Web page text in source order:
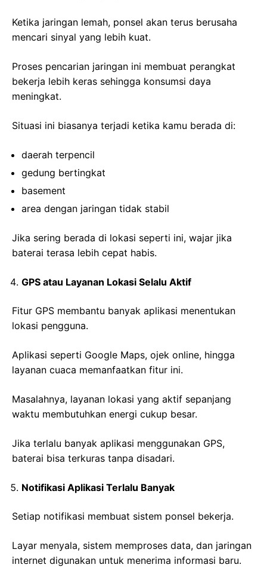
Ketika jaringan lemah, ponsel akan terus berusaha
mencari sinyal yang lebih kuat.
Proses pencarian jaringan ini membuat perangkat
bekerja lebih keras sehingga konsumsi daya
meningkat.
Situasi ini biasanya terjadi ketika kamu berada di:
daerah terpencil
gedung bertingkat
basement
area dengan jaringan tidak stabil
Jika sering berada di lokasi seperti ini, wajar jika
baterai terasa lebih cepat habis.
GPS atau Layanan Lokasi Selalu Aktif
Fitur GPS membantu banyak aplikasi menentukan
lokasi pengguna.
Aplikasi seperti Google Maps, ojek online, hingga
layanan cuaca memanfaatkan fitur ini.
Masalahnya, layanan lokasi yang aktif sepanjang
waktu membutuhkan energi cukup besar.
Jika terlalu banyak aplikasi menggunakan GPS,
baterai bisa terkuras tanpa disadari.
Notifikasi Aplikasi Terlalu Banyak
Setiap notifikasi membuat sistem ponsel bekerja.
Layar menyala, sistem memproses data, dan jaringan
internet digunakan untuk menerima informasi baru.